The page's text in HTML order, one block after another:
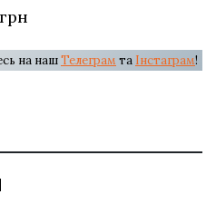
на нашТелеграм та Інстаграм!